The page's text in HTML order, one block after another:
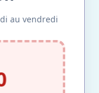
au vendredi